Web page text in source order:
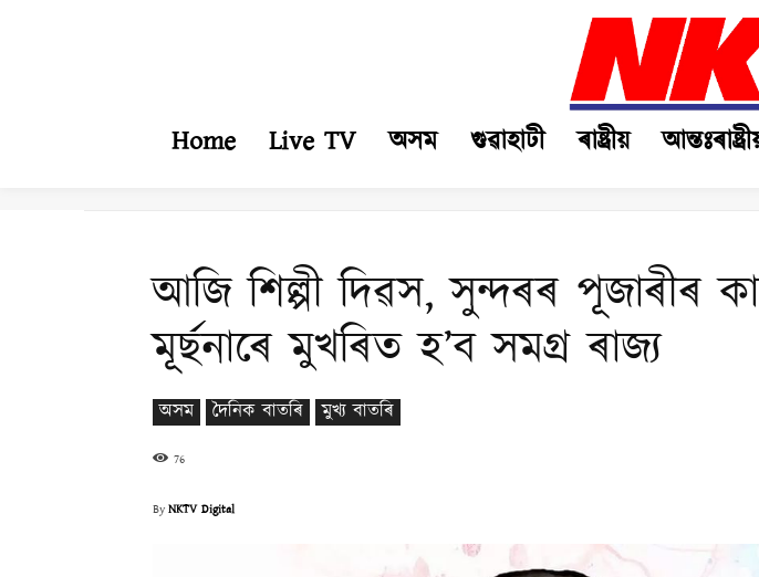
Home Live TV অসম গুৱাহাটী ৰাষ্ট্ৰীয়
আজি শিল্পী দিৱস, সুন্দৰৰ পূজাৰীৰ
মূৰ্ছনাৰে মুখৰিত হ’ব সমগ্ৰ ৰাজ্য
অসম দৈনিক বাতৰি মুখ্য বাতৰি
76
ByNKTV Digital